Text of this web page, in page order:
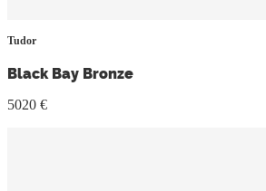
Tudor
Black Bay Bronze
5020 €